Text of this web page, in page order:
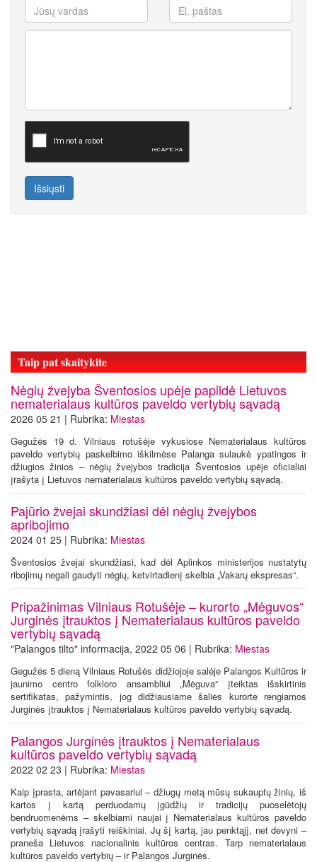
Išsiųsti
Taip pat skaitykite
Nėgių žvejyba Šventosios upėje papildė Lietuvos
nematerialaus kultūros paveldo vertybių sąvadą
2026 05 21 | Rubrika: Miestas
Gegužės 19 d. Vilniaus rotušėje vykusiose Nematerialaus kultūros
paveldo vertybių paskelbimo iškilmėse Palanga sulaukė ypatingos ir
džiugios žinios – nėgių žvejybos tradicija Šventosios upėje oficialiai
įrašyta į Lietuvos nematerialaus kultūros paveldo vertybių sąvadą.
Pajūrio žvejai skundžiasi dėl nėgių žvejybos
apribojimo
2024 01 25 | Rubrika: Miestas
Šventosios žvejai skundžiasi, kad dėl Aplinkos ministerijos nustatytų
ribojimų negali gaudyti nėgių, ketvirtadienį skelbia „Vakarų ekspresas“.
Pripažinimas Vilniaus Rotušėje – kurorto „Mėguvos“
Jurginės įtrauktos į Nematerialaus kultūros paveldo
vertybių sąvadą
"Palangos tilto" informacija, 2022 05 06 | Rubrika: Miestas
Gegužės 5 dieną Vilniaus Rotušės didžiojoje salėje Palangos Kultūros ir
jaunimo centro folkloro ansambliui „Mėguva“ įteiktas išskirtinis
sertifikatas, pažymintis, jog didžiausiame šalies kurorte rengiamos
Jurginės įtrauktos į Nematerialaus kultūros paveldo vertybių sąvadą.
Palangos Jurginės įtrauktos į Nematerialaus
kultūros paveldo vertybių sąvadą
2022 02 23 | Rubrika: Miestas
Kaip įprasta, artėjant pavasariui – džiugų metą mūsų sukauptų žinių, iš
kartos į kartą perduodamų įgūdžių ir tradicijų puoselėtojų
bendruomenėms – skelbiami naujai į Nematerialaus kultūros paveldo
vertybių sąvadą įrašyti reiškiniai. Jų šį kartą, jau penktąjį, net devyni –
praneša Lietuvos nacionalinis kultūros centras. Tarp nematerialaus
kultūros paveldo vertybių – ir Palangos Jurginės.